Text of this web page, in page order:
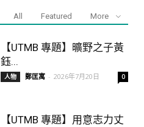
All Featured More
【UTMB 專題】曠野之子黃
鈺...
人物 鄭匡寓 - 2026年7月20日 0
【UTMB 專題】用意志力丈